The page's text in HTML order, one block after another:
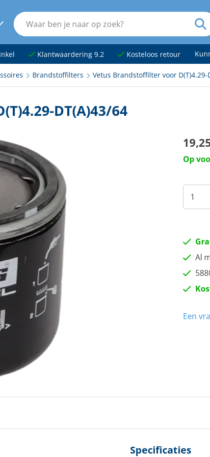
Klantwaardering 9.2 Kosteloos retour
Brandstoffilters Vetus Brandstoffilter voor D(T)4.29-
DT(A)43/64
Op
Al
Een
Specificaties